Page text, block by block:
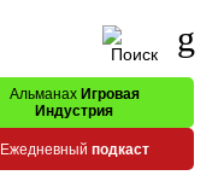
Альманах Игровая
Индустрия
Ежедневный подкаст